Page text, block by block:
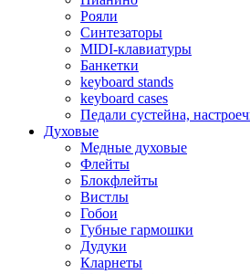
Рояли
Синтезаторы
MIDI-клавиатуры
Банкетки
keyboard stands
keyboard cases
Педали сустейна,
Духовые
Медные духовые
Флейты
Блокфлейты
Вистлы
Гобои
Губные гармошки
Дудуки
Кларнеты